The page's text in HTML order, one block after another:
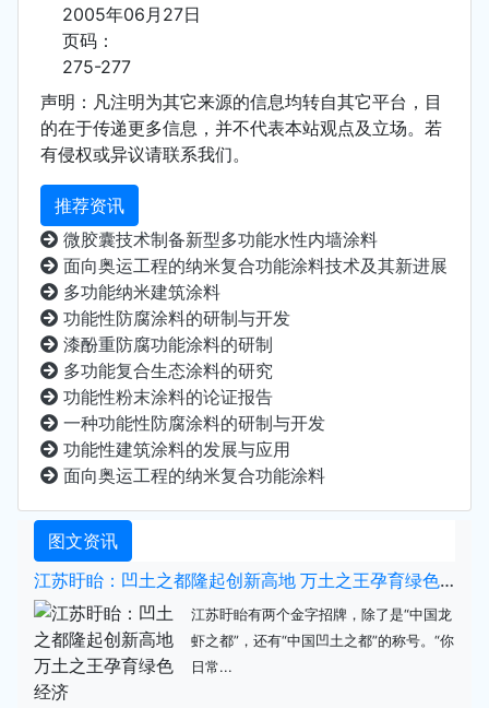
2005年06月27日
页码：
275-277
声明：凡注明为其它来源的信息均转自其它平台，目
的在于传递更多信息，并不代表本站观点及立场。若
有侵权或异议请联系我们。
推荐资讯
微胶囊技术制备新型多功能水性内墙涂料
面向奥运工程的纳米复合功能涂料技术及其新进展
多功能纳米建筑涂料
功能性防腐涂料的研制与开发
漆酚重防腐功能涂料的研制
多功能复合生态涂料的研究
功能性粉末涂料的论证报告
一种功能性防腐涂料的研制与开发
功能性建筑涂料的发展与应用
面向奥运工程的纳米复合功能涂料
图文资讯
江苏盱眙：凹土之都隆起创新高地 万土之王孕育绿色经济
江苏盱眙有两个金字招牌，除了是“中国龙
虾之都”，还有“中国凹土之都”的称号。“你
日常...